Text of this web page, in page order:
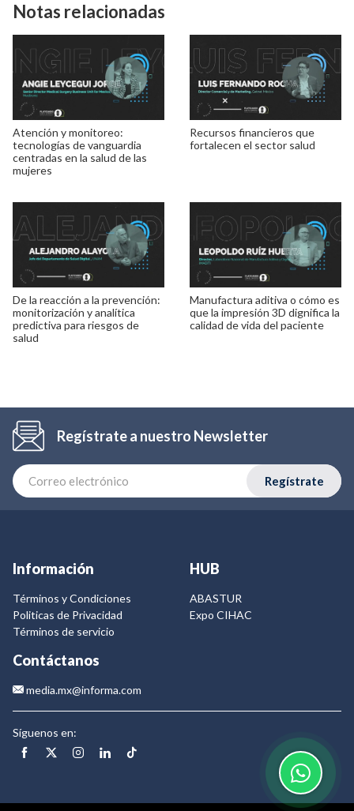
Notas relacionadas
Atención y monitoreo:
tecnologías de vanguardia
centradas en la salud de las
mujeres
Recursos financieros que
fortalecen el sector salud
De la reacción a la prevención:
monitorización y analítica
predictiva para riesgos de
salud
Manufactura aditiva o cómo es
que la impresión 3D dignifica la
calidad de vida del paciente
Regístrate a nuestro Newsletter
Regístrate
Información
Términos y Condiciones
Politicas de Privacidad
Términos de servicio
HUB
ABASTUR
Expo CIHAC
Contáctanos
media.mx@informa.com
Síguenos en: